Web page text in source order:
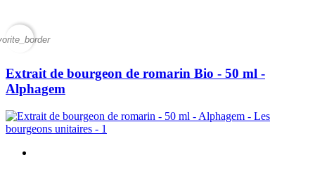
Extrait de bourgeon de romarin Bio - 50 ml -
Alphagem